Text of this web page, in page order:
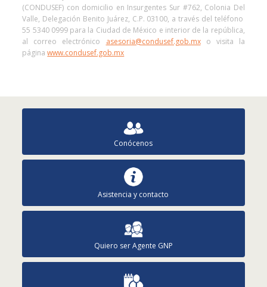
(CONDUSEF) con domicilio en Insurgentes Sur #762, Colonia Del
Valle, Delegación Benito Juárez, C.P. 03100, a través del teléfono
55 5340 0999 para la Ciudad de México e interior de la república,
al correo electrónico asesoria@condusef.gob.mxo visita la
páginawww.condusef.gob.mx
Conócenos
Asistencia y contacto
Quiero ser Agente GNP